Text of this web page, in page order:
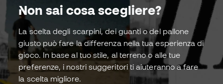
Non sai cosa scegliere?
La scelta degli scarpini, dei guanti o del pallone
giusto può fare la differenza nella tua esperienza di
gioco. In base al tuo stile, al terreno o alle tue
preferenze, i nostri suggeritori ti aiuteranno a fare
la scelta migliore.
Scarpe da
calcio
Guanti da